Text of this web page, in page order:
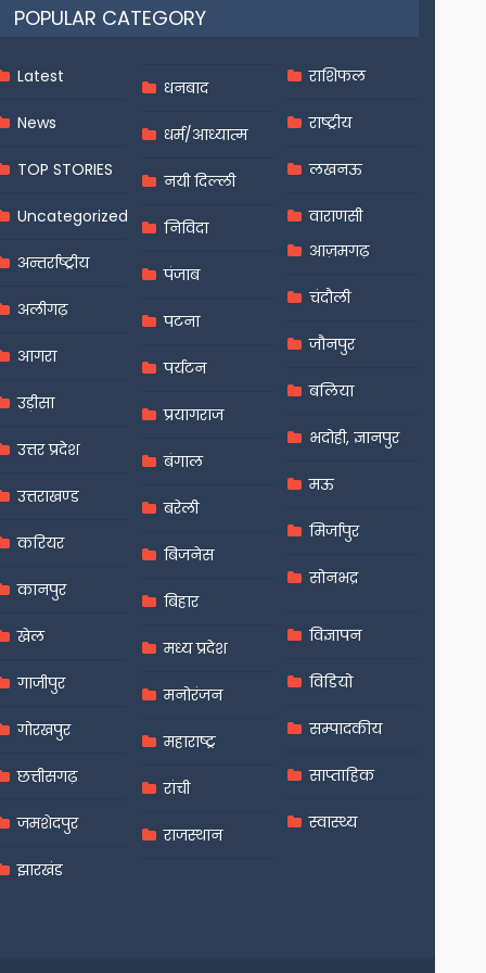
POPULAR CATEGORY
Latest
News
TOP STORIES
Uncategorized
अन्तर्राष्ट्रीय
अलीगढ़
आगरा
उड़ीसा
उत्तर प्रदेश
उत्तराखण्ड
करियर
कानपुर
खेल
गाजीपुर
गोरखपुर
छत्तीसगढ़
जमशेदपुर
झारखंड
धनबाद
धर्म/आध्यात्म
नयी दिल्ली
निविदा
पंजाब
पटना
पर्यटन
प्रयागराज
बंगाल
बरेली
बिजनेस
बिहार
मध्य प्रदेश
मनोरंजन
महाराष्ट्र
रांची
राजस्थान
राशिफल
राष्ट्रीय
लखनऊ
वाराणसी
आज़मगढ़
चंदौली
जौनपुर
बलिया
भदोही, ज्ञानपुर
मऊ
मिर्जापुर
सोनभद्र
विज्ञापन
विडियो
सम्पादकीय
साप्ताहिक
स्वास्थ्य